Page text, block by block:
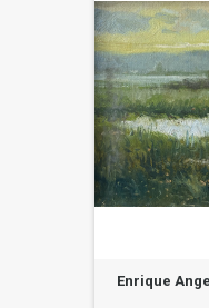
Enrique